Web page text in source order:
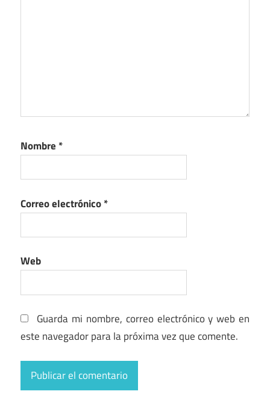
Nombre *
Correo electrónico*
Web
Guarda mi nombre, correo electrónico y web en
este navegador para la próxima vez que comente.